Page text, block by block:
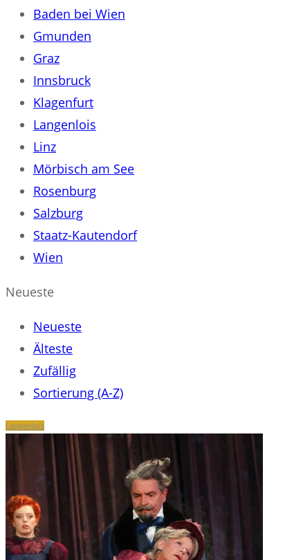
Baden bei Wien
Gmunden
Graz
Innsbruck
Klagenfurt
Langenlois
Linz
Mörbisch am See
Rosenburg
Salzburg
Staatz-Kautendorf
Wien
Neueste
Neueste
Älteste
Zufällig
Sortierung (A-Z)
Langenlois